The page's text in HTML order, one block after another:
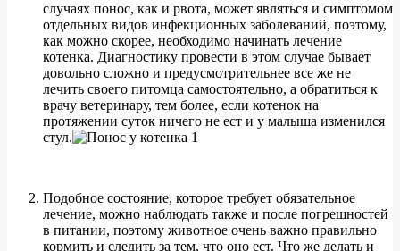
случаях понос, как и рвота, может являться и симптомом
отдельных видов инфекционных заболеваний, поэтому,
как можно скорее, необходимо начинать лечение
котенка. Диагностику провести в этом случае бывает
довольно сложно и предусмотрительнее все же не
лечить своего питомца самостоятельно, а обратиться к
врачу ветеринару, тем более, если котенок на
протяжении суток ничего не ест и у малыша изменился
стул.
Подобное состояние, которое требует обязательное
лечение, можно наблюдать также и после погрешностей
в питании, поэтому животное очень важно правильно
кормить и следить за тем, что оно ест. Что же делать и